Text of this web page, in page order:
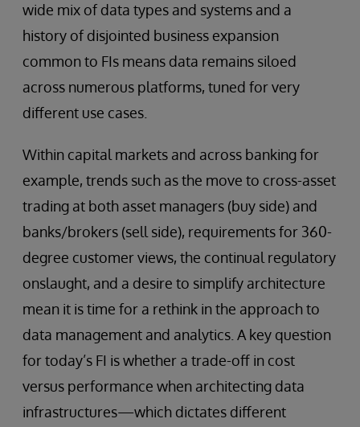
wide mix of data types and systems and a
history of disjointed business expansion
common to FIs means data remains siloed
across numerous platforms, tuned for very
different use cases.
Within capital markets and across banking for
example, trends such as the move to cross-asset
trading at both asset managers (buy side) and
banks/brokers (sell side), requirements for 360-
degree customer views, the continual regulatory
onslaught, and a desire to simplify architecture
mean it is time for a rethink in the approach to
data management and analytics. A key question
for today’s FI is whether a trade-off in cost
versus performance when architecting data
infrastructures—which dictates different